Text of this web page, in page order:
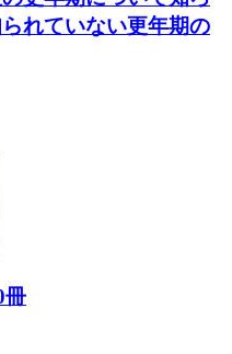
れていない更年期の
冊